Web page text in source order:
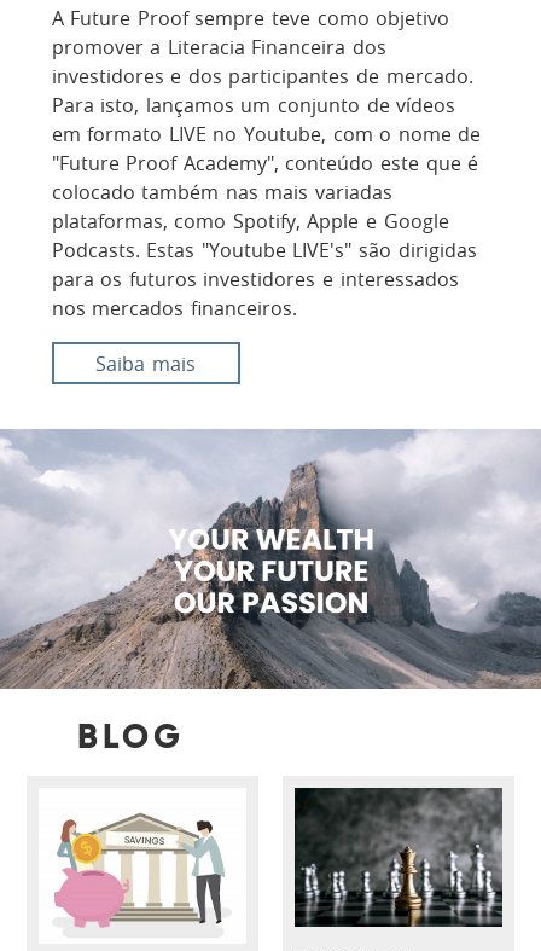
A Future Proof sempre teve como objetivo
promover a Literacia Financeira dos
investidores e dos participantes de mercado.
Para isto, lançamos um conjunto de vídeos
em formato LIVE no Youtube, com o nome de
"Future Proof Academy", conteúdo este que é
colocado também nas mais variadas
plataformas, como Spotify, Apple e Google
Podcasts. Estas "Youtube LIVE's" são dirigidas
para os futuros investidores e interessados
nos mercados financeiros.
Saiba mais
BLOG